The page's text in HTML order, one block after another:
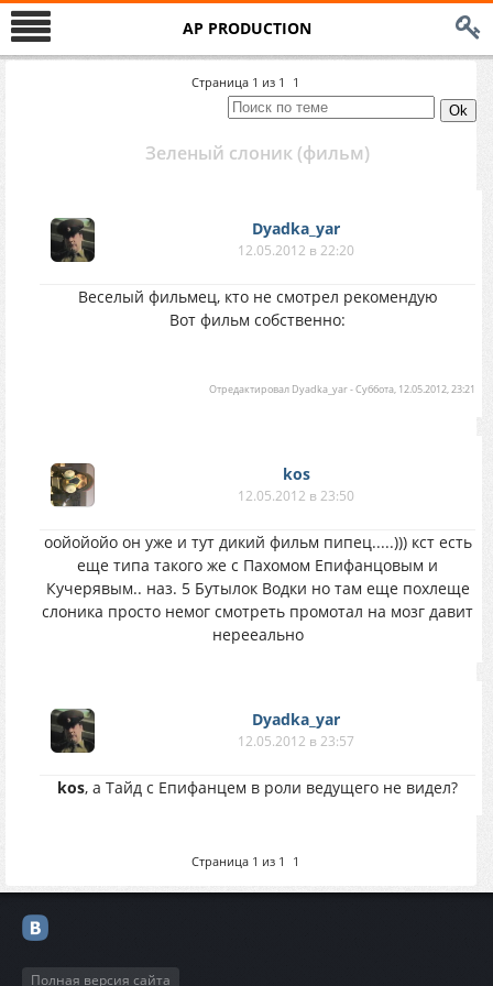
AP PRODUCTION
Страница 1 из 1 1
Зеленый слоник (фильм)
Dyadka_yar
12.05.2012 в 22:20
Веселый фильмец, кто не смотрел рекомендую
Вот фильм собственно:
Отредактировал Dyadka_yar-Суббота, 12.05.2012, 23:21
kos
12.05.2012 в 23:50
оойойойо он уже и тут дикий фильм пипец.....))) кст есть
еще типа такого же с Пахомом Епифанцовым и
Кучерявым.. наз. 5 Бутылок Водки но там еще похлеще
слоника просто немог смотреть промотал на мозг давит
нерееально
Dyadka_yar
12.05.2012 в 23:57
kos, а Тайд с Епифанцем в роли ведущего не видел?
Страница 1 из 1 1
Полная версия сайта